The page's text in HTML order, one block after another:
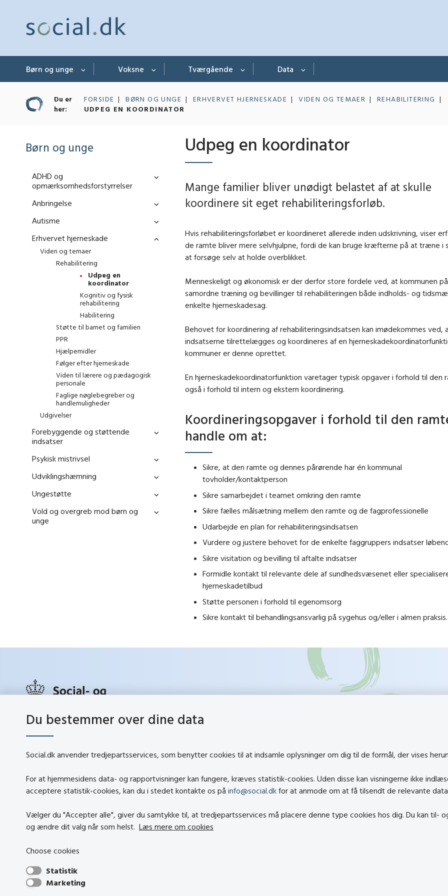
Børn og unge Voksne Tværgående Data
Du er
her:
FORSIDE BØRN OG UNGE ERHVERVET HJERNESKADE VIDEN OG TEMAER
REHABILITERING
UDPEG EN KOORDINATOR
Børn og unge
ADHD og
opmærksomhedsforstyrrelser
Anbringelse
Autisme
Erhvervet hjerneskade
Viden og temaer
Rehabilitering
Udpeg en
koordinator
Kognitiv og fysisk
rehabilitering
Habilitering
Støtte til barnet og familien
PPR
Hjælpemidler
Følger efter hjerneskade
Viden til lærere og pædagogisk
personale
Faglige nøglebegreber og
handlemuligheder
Udgivelser
Forebyggende og støttende
indsatser
Psykisk mistrivsel
Udviklingshæmning
Ungestøtte
Vold og overgreb mod børn og
unge
Udpeg en koordinator
Mange familier bliver unødigt belastet af at skulle
koordinere sit eget rehabiliteringsforløb.
Hvis rehabiliteringsforløbet er koordineret allerede inden udskrivning, viser
de ramte bliver mere selvhjulpne, fordi de kan bruge kræfterne på at træne i
at forsøge selv at holde overblikket.
Menneskeligt og økonomisk er der derfor store fordele ved, at kommunen
samordne træning og bevillinger til rehabiliteringen både indholds- og
enkelte hjerneskadesag.
Behovet for koordinering af rehabiliteringsindsatsen kan imødekommes ved,
indsatserne tilrettelægges og koordineres af en
kommuner er denne oprettet.
En hjerneskadekoordinatorfunktion varetager typisk opgaver i forhold til den
også i forhold til intern og ekstern koordinering.
Koordineringsopgaver i forhold til den
handle om at:
Sikre, at den ramte og dennes pårørende har én kommunal
tovholder/kontaktperson
Sikre samarbejdet i teamet omkring den ramte
Sikre fælles målsætning mellem den ramte og de fagprofessionelle
Udarbejde en plan for rehabiliteringsindsatsen
Vurdere og justere behovet for de enkelte faggruppers indsatser
Sikre visitation og bevilling til aftalte indsatser
Formidle kontakt til relevante dele af sundhedsvæsenet eller
hjerneskadetilbud
Støtte personen i forhold til egenomsorg
Sikre kontakt til behandlingsansvarlig på sygehus og/eller i almen praksis.
Lerchesgade 35, 5
sikkermail
CVR-nr.: 26144698
Om social.dk
Tilgængelighedserklæring
Om brugen af cookies
Socialministeriet
Center mod
Du bestemmer over dine data
Social.dk anvender tredjepartsservices, som benytter cookies til at indsamle oplysninger om dig til de formål, der vises
For at hjemmesidens data- og rapportvisninger kan fungere, kræves statistik-cookies. Uden disse kan visningerne ikke
acceptere statistik-cookies, kan du i stedet kontakte os på info@social.dk for at anmode om at få tilsendt de relevante
Vælger du "Accepter alle", giver du samtykke til, at tredjepartsservices må placere denne type cookies hos dig. Du kan til-
og ændre dit valg når som helst. Læs mere om cookies
Choose cookies
Statistik
Marketing